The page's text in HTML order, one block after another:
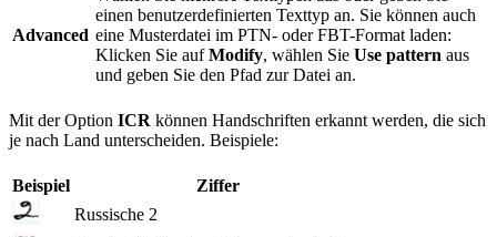
Advanced
einen benutzerdefinierten Texttyp an. Sie können auch
eine Musterdatei im PTN- oder FBT-Format laden:
Klicken Sie aufModify, wählen Sie Use pattern aus
und geben Sie den Pfad zur Datei an.
Mit der Option ICR können Handschriften erkannt werden, die sich
je nach Land unterscheiden. Beispiele:
Beispiel
Ziffer
Russische 2